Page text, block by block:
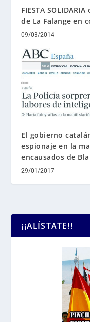
FIESTA
de La Falange en
09/03/2014
El gobierno
espionaje en la
encausados de
29/01/2017
¡¡ALÍSTATE!!